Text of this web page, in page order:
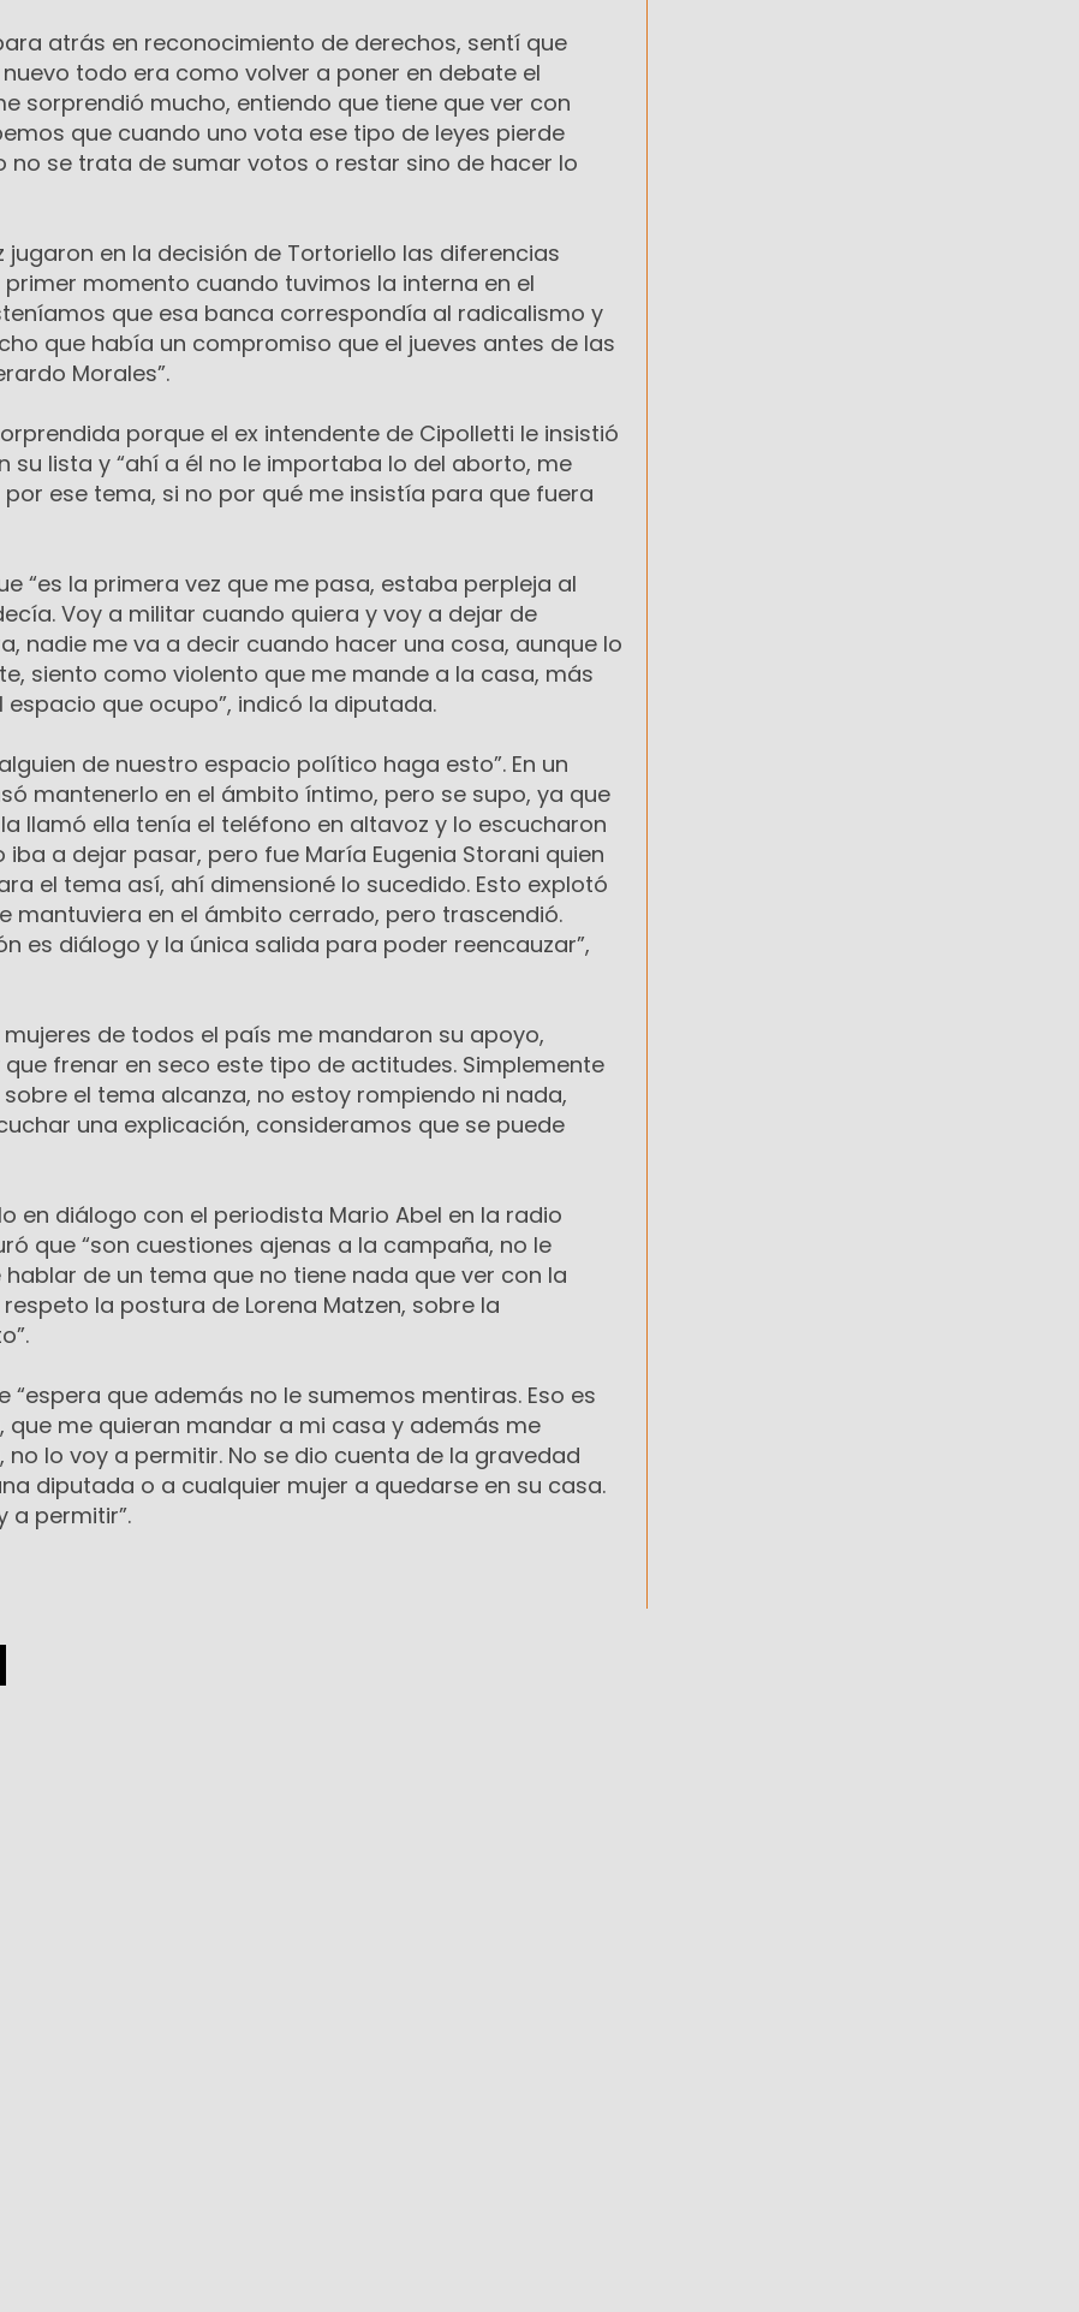
atrás en reconocimiento de derechos, sentí que
todo era como volver a poner en debate el
sorprendió mucho, entiendo que tiene que ver con
que cuando uno vota ese tipo de leyes pierde
no se trata de sumar votos o restar sino de hacer lo
jugaron en la decisión de Tortoriello las diferencias
momento cuando tuvimos la interna en el
que esa banca correspondía al radicalismo y
que había un compromiso que el jueves antes de las
Morales”.
porque el ex intendente de Cipolletti le insistió
su lista y “ahí a él no le importaba lo del aborto, me
ese tema, si no por qué me insistía para que fuera
“es la primera vez que me pasa, estaba perpleja al
Voy a militar cuando quiera y voy a dejar de
nadie me va a decir cuando hacer una cosa, aunque lo
siento como violento que me mande a la casa, más
que ocupo”, indicó la diputada.
de nuestro espacio político haga esto”. En un
mantenerlo en el ámbito íntimo, pero se supo, ya que
llamó ella tenía el teléfono en altavoz y lo escucharon
iba a dejar pasar, pero fue María Eugenia Storani quien
el tema así, ahí dimensioné lo sucedido. Esto explotó
mantuviera en el ámbito cerrado, pero trascendió.
es diálogo y la única salida para poder reencauzar”,
mujeres de todos el país me mandaron su apoyo,
frenar en seco este tipo de actitudes. Simplemente
el tema alcanza, no estoy rompiendo ni nada,
una explicación, consideramos que se puede
en diálogo con el periodista Mario Abel en la radio
que “son cuestiones ajenas a la campaña, no le
de un tema que no tiene nada que ver con la
la postura de Lorena Matzen, sobre la
“espera que además no le sumemos mentiras. Eso es
me quieran mandar a mi casa y además me
lo voy a permitir. No se dio cuenta de la gravedad
diputada o a cualquier mujer a quedarse en su casa.
a permitir”.